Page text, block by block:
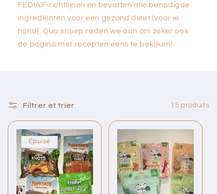
FEDIAF-richtlijnen en bevatten alle benodigde
ingrediënten voor een gezond dieet (voor je
hond). Qua snoep raden we aan om zeker ook
de pagina met recepten eens te bekijken!
Filtrer et trier 15 produits
Épuisé